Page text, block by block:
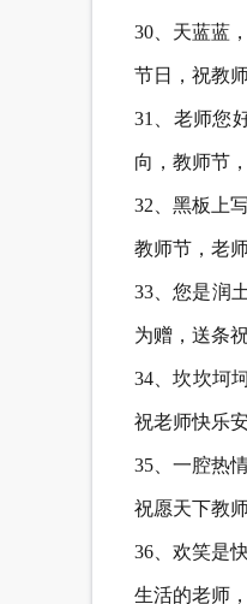
30、天蓝蓝
节日，祝教
31、老师您
向，教师节
32、黑板上
教师节，老
33、您是润
为赠，送条
34、坎坎坷
祝老师快乐
35、一腔热
祝愿天下教
36、欢笑是
生活的老师